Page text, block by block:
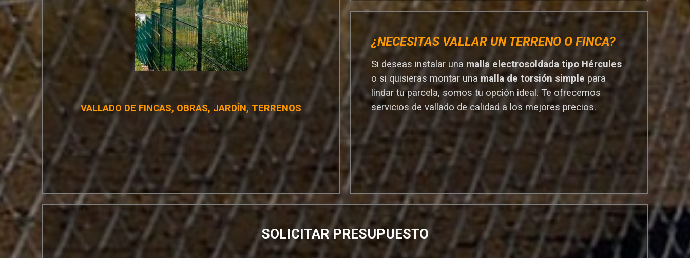
¿NECESITAS VALLAR UN TERRENO O FINCA?
Si deseas instalar una malla electrosoldada tipo Hércules
o si quisieras montar una malla de torsión simple para
lindar tu parcela, somos tu opción ideal. Te ofrecemos
servicios de vallado de calidad a los mejores precios.
VALLADO DE FINCAS, OBRAS, JARDÍN, TERRENOS
SOLICITAR PRESUPUESTO